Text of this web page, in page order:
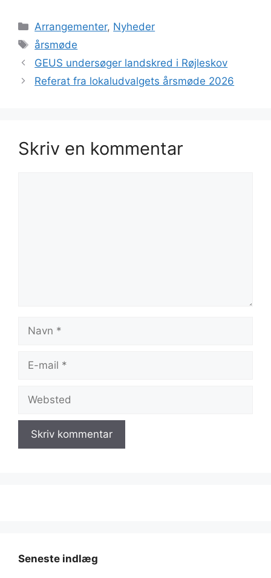
Kategorier
Arrangementer, Nyheder
Tags
årsmøde
GEUS undersøger landskred i Røjleskov
Referat fra lokaludvalgets årsmøde 2026
Skriv en kommentar
Navn
Websted
Seneste indlæg